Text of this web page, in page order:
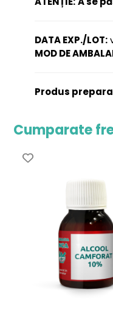
DATA EXP./LOT:
MOD DE
Produs
Cumparate